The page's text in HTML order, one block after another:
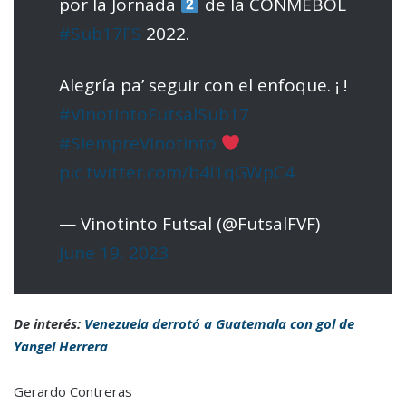
por la Jornada
de la CONMEBOL
#Sub17FS 2022.
Alegría pa’ seguir con el enfoque. ¡ !
#VinotintoFutsalSub17
#SiempreVinotinto
pic.twitter.com/b4I1qGWpC4
— Vinotinto Futsal (@FutsalFVF)
June 19, 2023
De interés: Venezuela derrotó a Guatemala con gol de
Yangel Herrera
Gerardo Contreras